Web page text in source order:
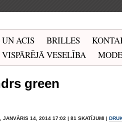
ACIS BRILLES
VISPĀRĒJĀ VESELĪBA MODE
green
, JANVĀRIS 14, 2014 17:02 | 81 SKATĪJUMI |